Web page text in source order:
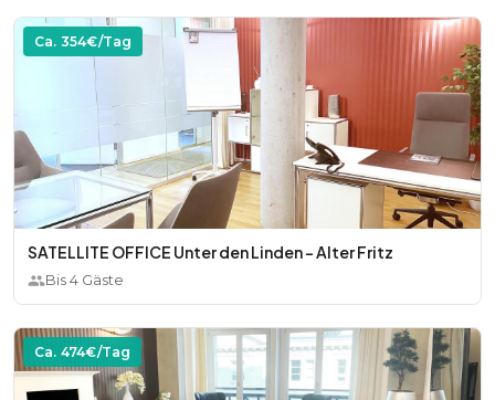
Ca. 354€/Tag
SATELLITE OFFICE Unter den Linden - Alter Fritz
Bis4 Gäste
Ca. 474€/Tag